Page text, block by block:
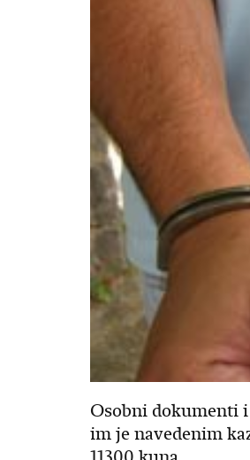
Osobni dokumenti
im je navedenim